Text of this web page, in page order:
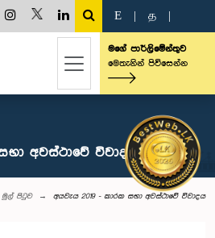
E த
මගේ පාර්ලිමේන්තුව
මෙතැනින් පිවිසෙන්න
අවස්ථාවේ විවාදය
මුල් පිටුව අයවැය 2019 - කාරක සභා අවස්ථාවේ විවාදය